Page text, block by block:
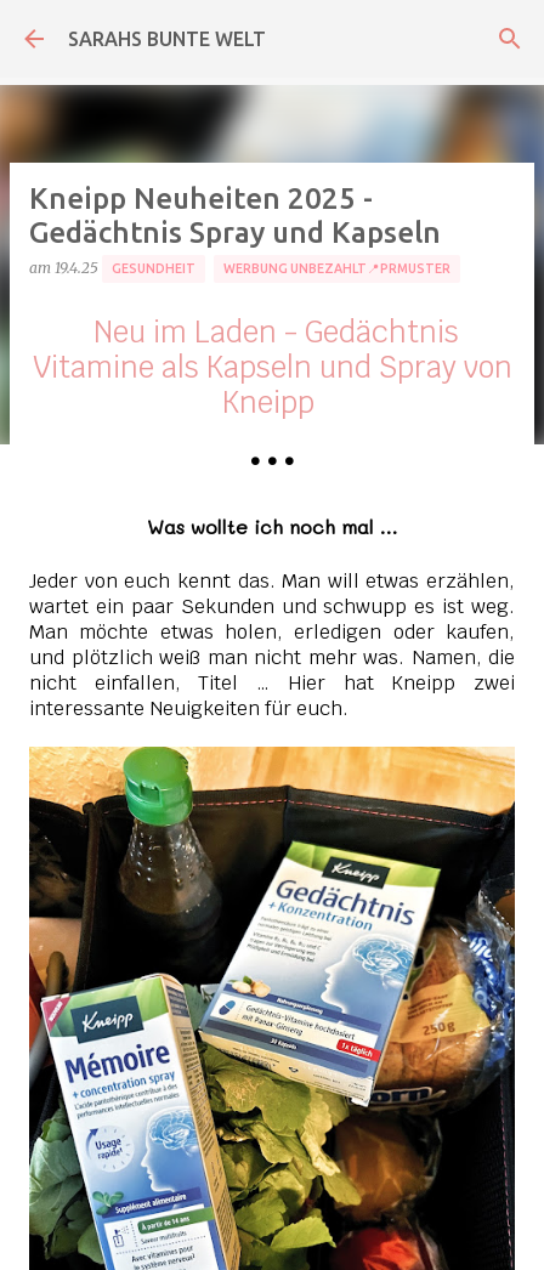
Direkt zum Hauptbereich
SARAHS BUNTE WELT
Kneipp Neuheiten 2025 -
Gedächtnis Spray und Kapseln
am 19.4.25 GESUNDHEIT WERBUNG UNBEZAHLT📍PRMUSTER
Neu im Laden - Gedächtnis
Vitamine als Kapseln und Spray von
Kneipp
• • •
Was wollte ich noch mal …
Jeder von euch kennt das. Man will etwas erzählen,
wartet ein paar Sekunden und schwupp es ist weg.
Man möchte etwas holen, erledigen oder kaufen,
und plötzlich weiß man nicht mehr was. Namen, die
nicht einfallen, Titel … Hier hat Kneipp zwei
interessante Neuigkeiten für euch.